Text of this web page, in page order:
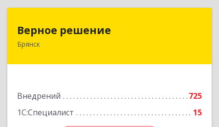
Верное решение
Брянск
Внедрений
725
1С:Специалист
15
241035, Брянская обл, Брянск г, Ульянова ул,